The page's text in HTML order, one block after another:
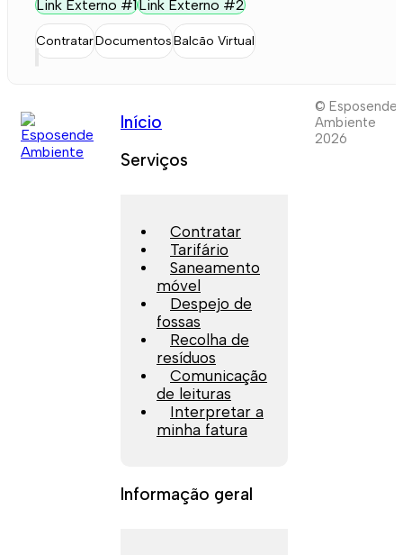
Link Externo #1Link Externo #2
ContratarDocumentosBalcão Virtual
Início
Serviços
Contratar
Tarifário
Saneamento
móvel
Despejo de
fossas
Recolha de
resíduos
Comunicação
de leituras
Interpretar a
minha fatura
Informação geral
© Esposende
Ambiente
2026